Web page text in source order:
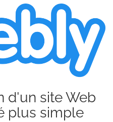
d'un site Web
plus simple